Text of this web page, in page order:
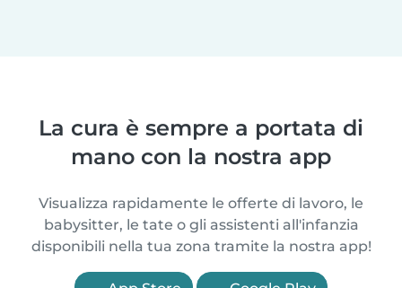
La cura è sempre a portata di
mano con la nostra app
Visualizza rapidamente le offerte di lavoro, le
babysitter, le tate o gli assistenti all'infanzia
disponibili nella tua zona tramite la nostra app!